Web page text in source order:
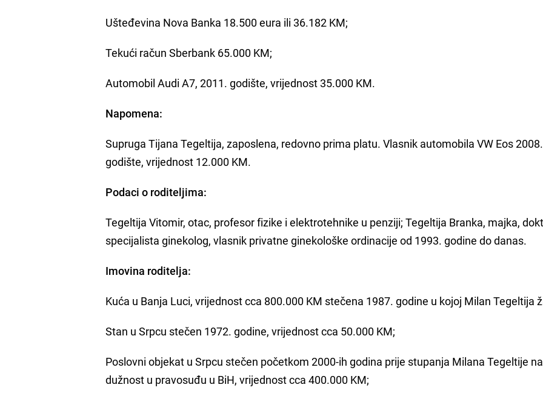
Ušteđevina Nova Banka 18.500 eura ili 36.182 KM;
Tekući račun Sberbank 65.000 KM;
Automobil Audi A7, 2011. godište, vrijednost 35.000 KM.
Napomena:
Supruga Tijana Tegeltija, zaposlena, redovno prima platu. Vlasnik automobila VW Eos 2008.
godište, vrijednost 12.000 KM.
Podaci o roditeljima:
Tegeltija Vitomir, otac, profesor fizike i elektrotehnike u penziji; Tegeltija Branka, majka,
specijalista ginekolog, vlasnik privatne ginekološke ordinacije od 1993. godine do danas.
Imovina roditelja:
Kuća u Banja Luci, vrijednost cca 800.000 KM stečena 1987. godine u kojoj Milan Tegeltija
Stan u Srpcu stečen 1972. godine, vrijednost cca 50.000 KM;
Poslovni objekat u Srpcu stečen početkom 2000-ih godina prije stupanja Milana Tegeltije na
dužnost u pravosuđu u BiH, vrijednost cca 400.000 KM;